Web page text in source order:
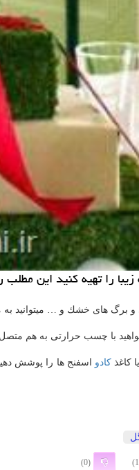
را تهیه كنید این مطلب
برگ های خشك و … میتوانید به
با چسب حرارتی به هم
كاغذكادو اسفنج ها را پوشش دهید
(0)